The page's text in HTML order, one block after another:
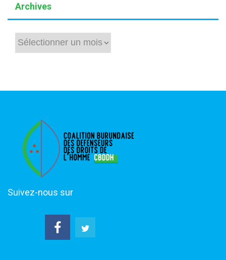
Archives
Archives
Suivez-nous sur